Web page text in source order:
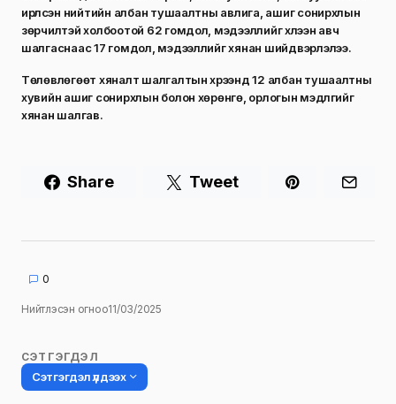
ирүүлсэн нийтийн албан тушаалтны авлига, ашиг сонирхлын
зөрчилтэй холбоотой 62 гомдол, мэдээллийг хүлээн авч
шалгаснаас 17 гомдол, мэдээллийг хянан шийдвэрлэлээ.
Төлөвлөгөөт хяналт шалгалтын хүрээнд 12 албан тушаалтны
хувийн ашиг сонирхлын болон хөрөнгө, орлогын мэдүүлгийг
хянан шалгав.
Share Tweet
0
Нийтлэсэн огноо11/03/2025
СЭТГЭГДЭЛ
Сэтгэгдэл үлдээх